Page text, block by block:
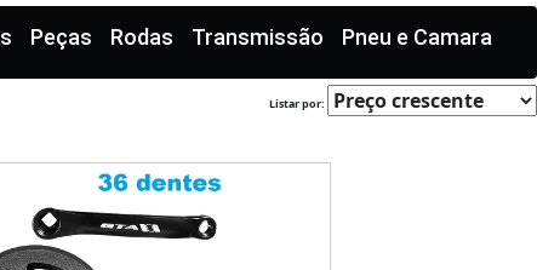
Peças Rodas Transmissão Pneu e Camara
Listar por: